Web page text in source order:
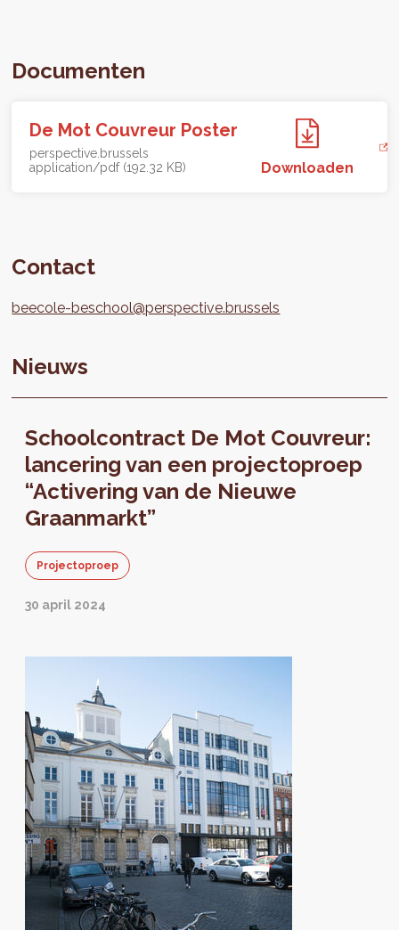
Documenten
De Mot Couvreur Poster
perspective.brussels
application/pdf (192.32 KB)
Downloaden
Contact
beecole-beschool@perspective.brussels
Nieuws
Schoolcontract De Mot Couvreur:
lancering van een projectoproep
“Activering van de Nieuwe
Graanmarkt”
Projectoproep
30 april 2024